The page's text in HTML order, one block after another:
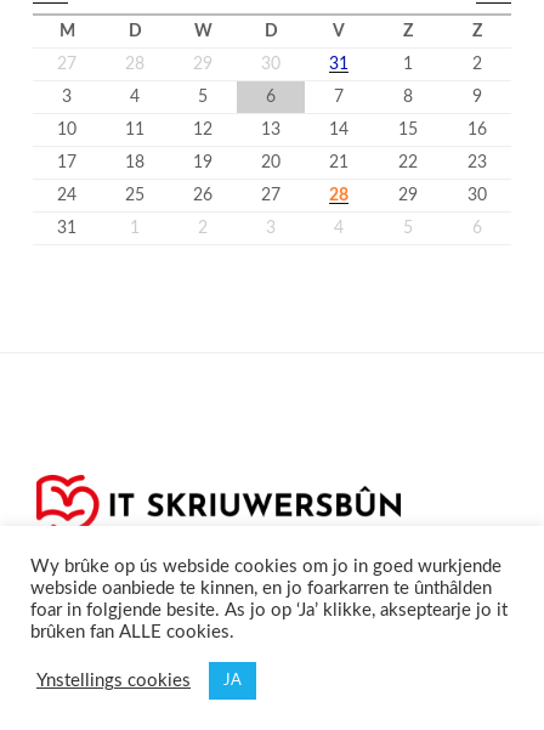
M D W D V Z
Z
27
28 29 30 31 1
2
3
4 5 6 7 8
9
10
11 12 13 14 15
16
17
18 19 20 21 22
23
24
25 26 27 28 29
30
31
1 2 3 4 5 6
Skriuwersboun.nl
Wy brûke op ús webside cookies om jo in goed wurkjende
webside oanbiede te kinnen, en jo foarkarren te ûnthâlden
foar in folgjende besite. As jo op ‘Ja’ klikke, akseptearje jo it
brûken fan ALLE cookies.
Ynstellings cookies JA